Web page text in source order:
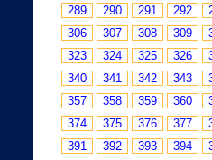
289
290 291 292
306
307 308 309
323
324 325 326
340
341 342 343
357
358 359 360
374
375 376 377
391
392 393 394